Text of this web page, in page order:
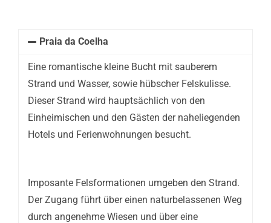
Praia da Coelha
Eine romantische kleine Bucht mit sauberem
Strand und Wasser, sowie hübscher Felskulisse.
Dieser Strand wird hauptsächlich von den
Einheimischen und den Gästen der naheliegenden
Hotels und Ferienwohnungen besucht.
Imposante Felsformationen umgeben den Strand.
Der Zugang führt über einen naturbelassenen Weg
durch angenehme Wiesen und über eine